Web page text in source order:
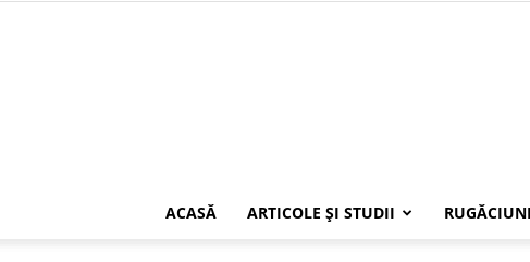
ACASĂ ARTICOLE ŞI STUDII RUGĂCIUNI